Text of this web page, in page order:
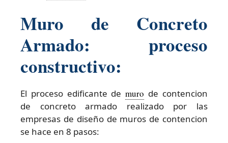
Muro de Concreto
Armado: proceso
constructivo:
El proceso edificante demuro de contencion
de concreto armado realizado por las
empresas de diseño de muros de contencion
se hace en 8 pasos: